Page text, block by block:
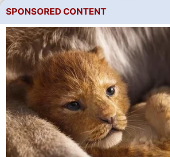
SPONSORED CONTENT